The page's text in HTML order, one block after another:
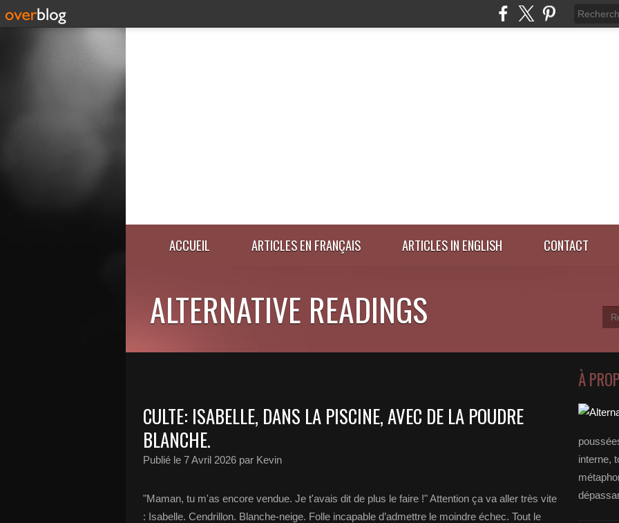
ACCUEIL ARTICLES EN FRANÇAIS ARTICLES IN ENGLISH CONTACT
ALTERNATIVE READINGS
CULTE: ISABELLE, DANS LA PISCINE, AVEC DE LA POUDRE
BLANCHE.
Publié le 7 Avril 2026 par Kevin
"Maman, tu m'as encore vendue. Je t'avais dit de plus le faire !" Attention ça va aller très vite
: Isabelle. Cendrillon. Blanche-neige. Folle incapable d’admettre le moindre échec. Tout le
À
interne,